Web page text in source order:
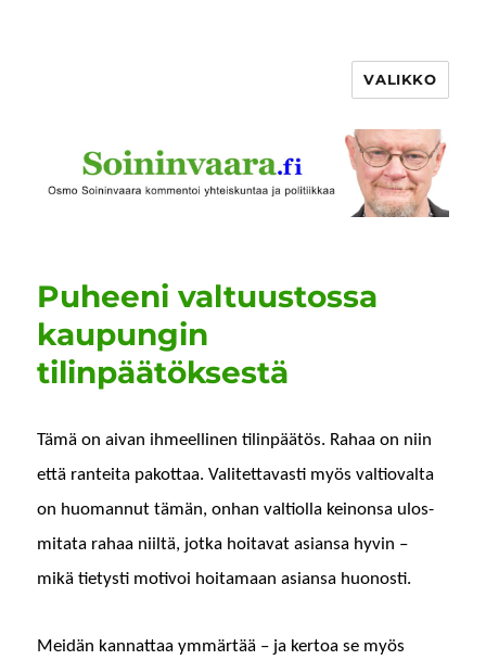
VALIKKO
Puheeni valtuustossa
kaupungin
tilinpäätöksestä
Tämä on aivan ihmeelli­nen tilin­päätös. Rahaa on niin
että rantei­ta pakot­taa. Valitet­tavasti myös val­tio­val­ta
on huo­man­nut tämän, onhan val­ti­ol­la keinon­sa ulos­
mi­ta­ta rahaa niiltä, jot­ka hoita­vat asiansa hyvin –
mikä tietysti motivoi hoita­maan asiansa huonosti.
Mei­dän kan­nat­taa ymmärtää – ja ker­toa se myös